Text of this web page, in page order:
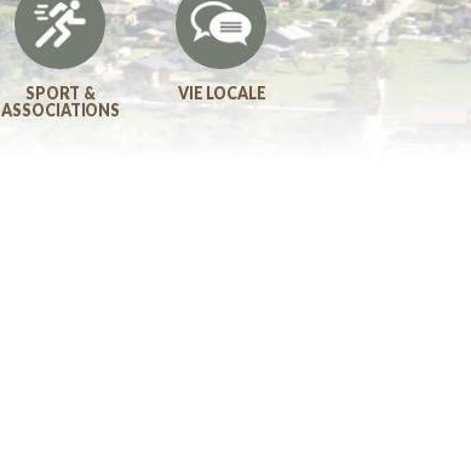
SPORT &
ASSOCIATIONS
VIE LOCALE